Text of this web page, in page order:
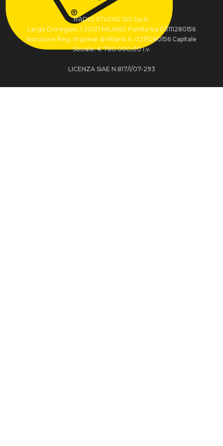
RADIO STUDIO 105 S.p.A.
Largo Donegani, 1 20121 MILANO Partita Iva 03111280156
Iscrizione Reg. Imprese di Milano n. 03111280156 Capitale
Sociale: € 780.000,00 i.v.
LICENZA SIAE N.817/I/07-293